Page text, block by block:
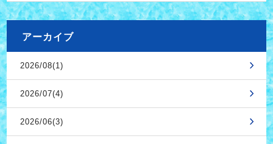
アーカイブ
2026/08(1)
2026/07(4)
2026/06(3)